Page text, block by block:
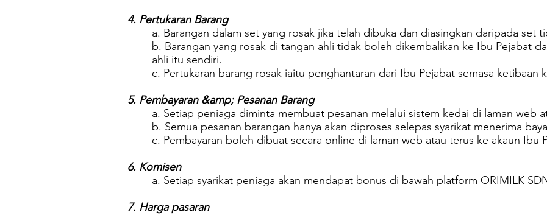
4. Pertukaran Barang
a. Barangan dalam set yang rosak jika telah dibuka dan diasingkan daripada set
b. Barangan yang rosak di tangan ahli tidak boleh dikembalikan ke Ibu Pejabat
ahli itu sendiri.
c. Pertukaran barang rosak iaitu penghantaran dari Ibu Pejabat semasa ketibaan
5. Pembayaran &amp; Pesanan Barang
a. Setiap peniaga diminta membuat pesanan melalui sistem kedai di laman web
b. Semua pesanan barangan hanya akan diproses selepas syarikat menerima
c. Pembayaran boleh dibuat secara online di laman web atau terus ke akaun Ibu
6. Komisen
a. Setiap syarikat peniaga akan mendapat bonus di bawah platform ORIMILK
7. Harga pasaran